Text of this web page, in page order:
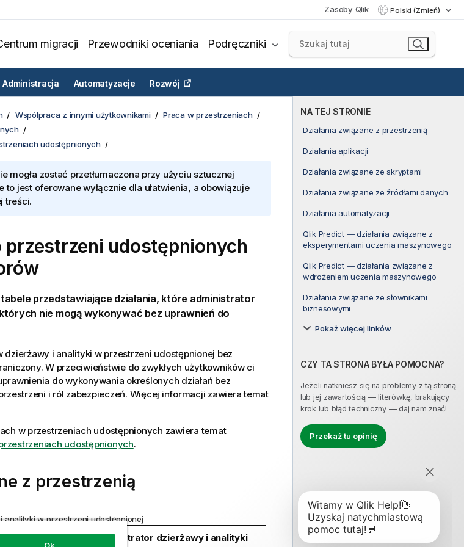
Zasoby Qlik Polski (Zmień)
migracji Przewodniki oceniania Podręczniki
Administracja Automatyzacje Rozwój
NA TEJ STRONIE
Działania związane z przestrzenią
Działania aplikacji
Działania związane ze skryptami
Działania związane ze źródłami danych
Działania automatyzacji
Qlik Predict ― działania związane z
eksperymentami uczenia maszynowego
Qlik Predict ― działania związane z
wdrożeniem uczenia maszynowego
Działania związane ze słownikami
biznesowymi
Pokaż więcej linków
CZY TA STRONA BYŁA POMOCNA?
Jeżeli natkniesz się na problemy z tą stroną
lub jej zawartością — literówkę, brakujący
krok lub błąd techniczny — daj nam znać!
Przekaż tu opinię
Współpraca z innymi użytkownikami
Praca w przestrzeniach
udostępnionych
mogła zostać przetłumaczona przy użyciu sztucznej
to jest oferowane wyłącznie dla ułatwienia, a obowiązuje
treści.
przestrzeni udostępnionych
przedstawiające działania, które administrator
nie mogą wykonywać bez uprawnień do
dzierżawy i analityki w przestrzeni udostępnionej bez
W przeciwieństwie do zwykłych użytkowników ci
do wykonywania określonych działań bez
i ról zabezpieczeń. Więcej informacji zawiera temat
w przestrzeniach udostępnionych zawiera temat
udostępnionych.
z przestrzenią
analityki w przestrzeni udostępnionej
Obsługiwany administrator dzierżawy i analityki